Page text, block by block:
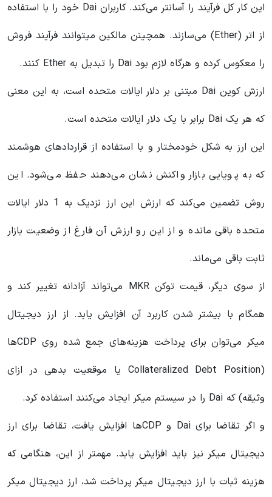
این کار کل فرآیند را آسانتر می‌کند. کاربران Dai خود را با استفاده
از اتر (Ether) می‌سازند. همچینن مالکین میتوانند فرآیند فروش
را معکوس کرده و هرگاه لازم بود Dai را تبدیل به Ether کنند.
ارزش کوین Dai مبتنی بر دلار ایالات متحده است، به این معنی
که هر یک Dai برابر با یک دلار ایالات متحده است.
این ارز به شکل خودمختار و با استفاده از قراردادهای هوشمند
که به پویایی بازار واکنش نشان می‌دهند حفظ می‌شود. این
روش تضمین می‌کند که ارزش این ارز نزدیک به 1 دلار ایالات
متحده باقی مانده و از این رو ارزش آن فارغ از وضعیت بازار
ثابت باقی می‌ماند.
از سوی دیگر، قیمت توکن MKR می‌تواند آزادانه تغییر کند و
همگام با بیشتر شدن کاربرد آن افزایش یابد. از ارز دیجیتال
میکر می‌توان برای پرداخت هزینه‌های جمع شده روی CDPها
(Collateralized Debt Position یا موقعیت بدهی در ازای
وثیقه) که Dai را در سیستم میکر ایجاد می‌کنند استفاده کرد.
و اگر تقاضا برای Dai و CDPها افزایش یافت، تقاضا برای ارز
دیجیتال میکر نیز باید افزایش یابد. مهمتر از این، هنگامی که
هزینه ثبات با ارز دیجیتال میکر پرداخت شد، ارز دیجیتال میکر